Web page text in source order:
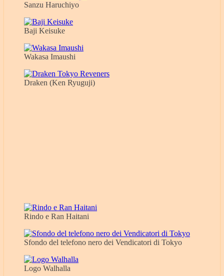
Sanzu Haruchiyo
Baji Keisuke
Wakasa Imaushi
Draken (Ken Ryuguji)
Rindo e Ran Haitani
Sfondo del telefono nero dei Vendicatori di Tokyo
Logo Walhalla